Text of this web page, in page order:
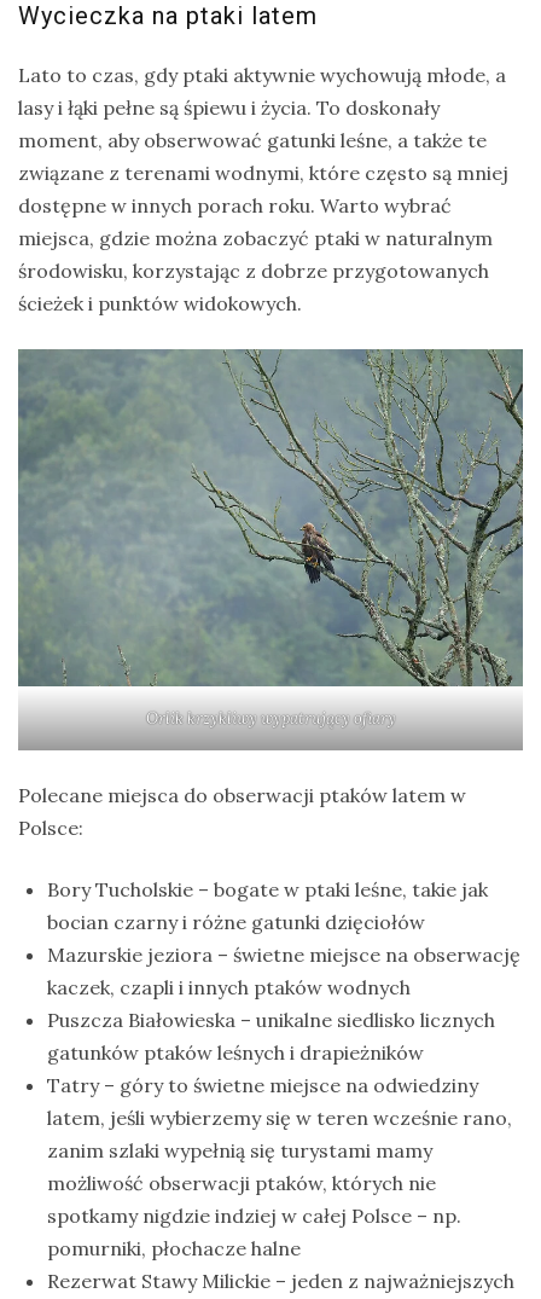
Wycieczka na ptaki latem
Lato to czas, gdy ptaki aktywnie wychowują młode, a
lasy i łąki pełne są śpiewu i życia. To doskonały
moment, aby obserwować gatunki leśne, a także te
związane z terenami wodnymi, które często są mniej
dostępne w innych porach roku. Warto wybrać
miejsca, gdzie można zobaczyć ptaki w naturalnym
środowisku, korzystając z dobrze przygotowanych
ścieżek i punktów widokowych.
Orlik krzykliwy wypatrujący ofiary
Polecane miejsca do obserwacji ptaków latem w
Polsce:
Bory Tucholskie – bogate w ptaki leśne, takie jak
bocian czarny i różne gatunki dzięciołów
Mazurskie jeziora – świetne miejsce na obserwację
kaczek, czapli i innych ptaków wodnych
Puszcza Białowieska – unikalne siedlisko licznych
gatunków ptaków leśnych i drapieżników
Tatry – góry to świetne miejsce na odwiedziny
latem, jeśli wybierzemy się w teren wcześnie rano,
zanim szlaki wypełnią się turystami mamy
możliwość obserwacji ptaków, których nie
spotkamy nigdzie indziej w całej Polsce – np.
pomurniki, płochacze halne
Rezerwat Stawy Milickie – jeden z najważniejszych